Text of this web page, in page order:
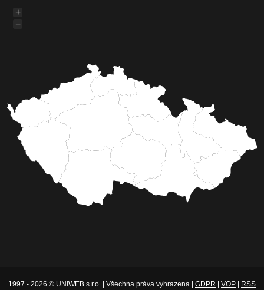
+
−
1997 - 2026 © UNIWEB s.r.o. | Všechna práva vyhrazena | GDPR VOP RSS